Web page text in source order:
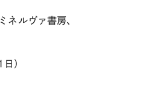
ネルヴァ書房、
）